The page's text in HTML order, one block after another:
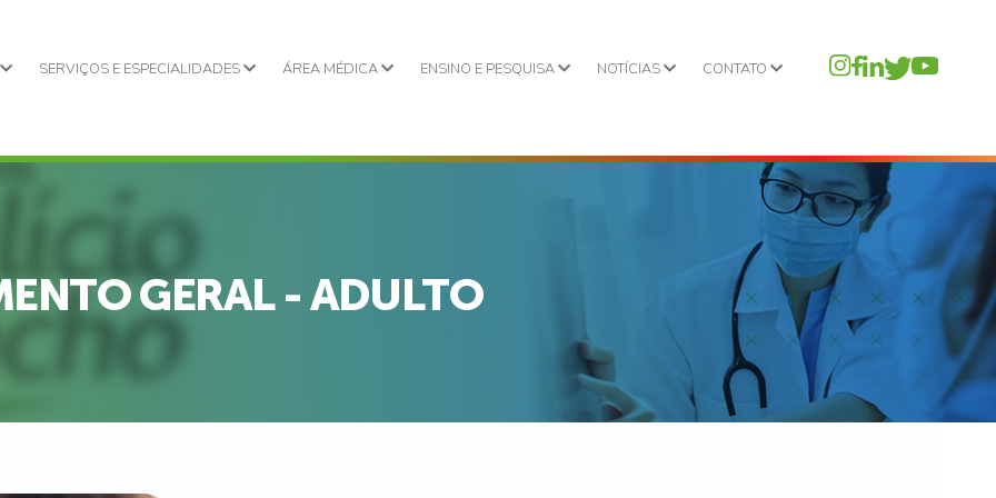
SERVIÇOS E ESPECIALIDADES ÁREA MÉDICA ENSINO E PESQUISA NOTÍCIAS CONTATO
GERAL - ADULTO